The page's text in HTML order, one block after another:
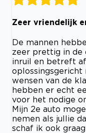
Zeer vriendelijk
De mannen
zeer prettig in de
inruil en betreft
oplossingsgericht
wensen van de
hebben er echt
voor het nodige
Mijn 2e auto
nemen als jullie
schaf ik ook